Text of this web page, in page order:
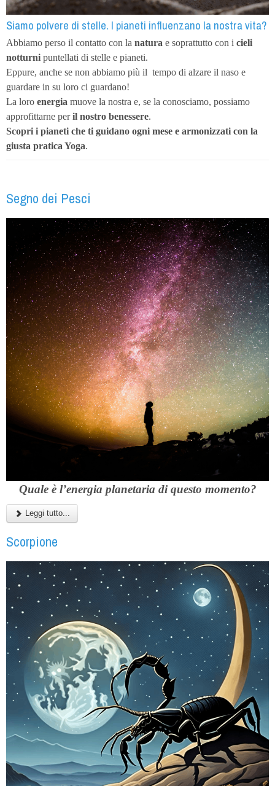
Siamo polvere di stelle. I pianeti influenzano la nostra vita?
Abbiamo perso il contatto con la natura e soprattutto con i cieli
notturni puntellati di stelle e pianeti.
Eppure, anche se non abbiamo più il tempo di alzare il naso e
guardare in su loro ci guardano!
La loro energia muove la nostra e, se la conosciamo, possiamo
approfittarne peril nostro benessere.
Scopri i pianeti che ti guidano ogni mese e armonizzati con la
giusta pratica Yoga.
Segno dei Pesci
Quale è l’energia planetaria di questo momento?
Leggi tutto...
Scorpione